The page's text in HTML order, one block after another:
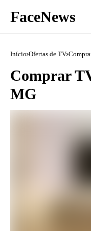
FaceNews
Início Ofertas de TV
Comprar
MG